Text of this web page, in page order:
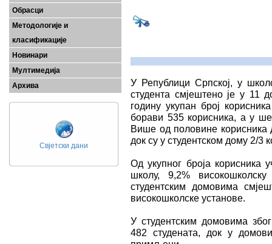
Обрасци
Методологије и
класификације
Новинари
Мултимедија
Архива
Свјетски дани
У Републици Српској, у
студента смјештено је у 11
годину укупан број
борави 535 корисника, а у
Више од половине корисника
док су у студентском дому 2/3
Од укупног броја корисника
школу, 9,2%
студентским домовима
високошколске установе.
У студентским домовима
482 студената, док у